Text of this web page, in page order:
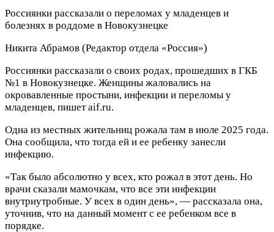
Россиянки рассказали о переломах у младенцев и
болезнях в роддоме в Новокузнецке
Никита Абрамов (Редактор отдела «Россия»)
Россиянки рассказали о своих родах, прошедших в ГКБ
№1 в Новокузнецке. Женщины жаловались на
окровавленные простыни, инфекции и переломы у
младенцев, пишет aif.ru.
Одна из местных жительниц рожала там в июле 2025 года.
Она сообщила, что тогда ей и ее ребенку занесли
инфекцию.
«Так было абсолютно у всех, кто рожал в этот день. Но
врачи сказали мамочкам, что все эти инфекции
внутриутробные. У всех в один день», — рассказала она,
уточнив, что на данный момент с ее ребенком все в
порядке.